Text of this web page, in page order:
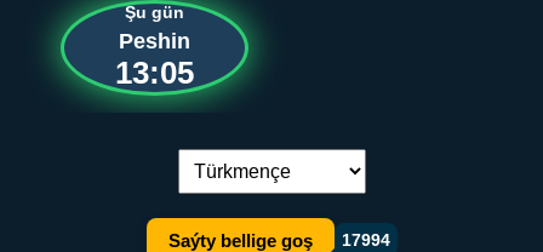
Şu gün
Peshin
13:05
Dil çalşyryş:
Saýty bellige goş 17994